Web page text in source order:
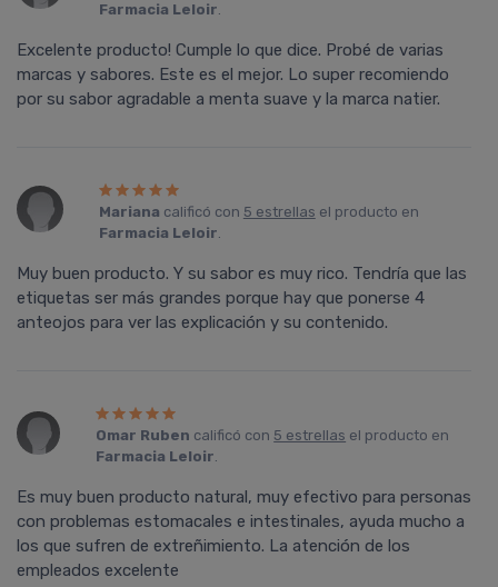
Farmacia Leloir.
Excelente producto! Cumple lo que dice. Probé de varias
marcas y sabores. Este es el mejor. Lo super recomiendo
por su sabor agradable a menta suave y la marca natier.
Mariana calificó con 5 estrellas el producto en
Farmacia Leloir.
Muy buen producto. Y su sabor es muy rico. Tendría que las
etiquetas ser más grandes porque hay que ponerse 4
anteojos para ver las explicación y su contenido.
Omar Ruben calificó con 5 estrellas el producto en
Farmacia Leloir.
Es muy buen producto natural, muy efectivo para personas
con problemas estomacales e intestinales, ayuda mucho a
los que sufren de extreñimiento. La atención de los
empleados excelente